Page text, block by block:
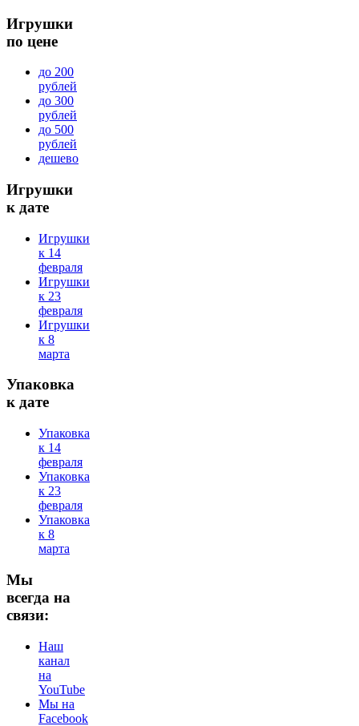
Игрушки
по цене
до 200
рублей
до 300
рублей
до 500
рублей
дешево
Игрушки
к дате
Игрушки
к 14
февраля
Игрушки
к 23
февраля
Игрушки
к 8
марта
Упаковка
к дате
Упаковка
к 14
февраля
Упаковка
к 23
февраля
Упаковка
к 8
марта
Мы
всегда на
связи:
Наш
канал
на
YouTube
Мы на
Facebook